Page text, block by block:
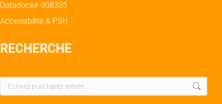
Datadocké 008335
Accessibilité & PSH
RECHERCHE
Recherche
: